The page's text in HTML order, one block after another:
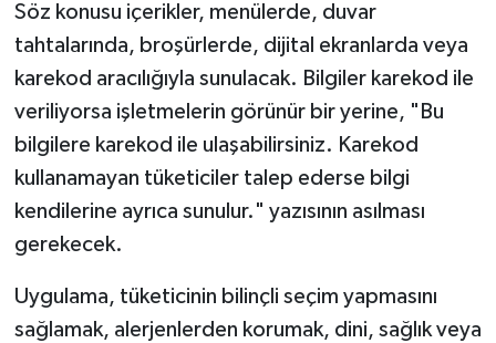
Söz konusu içerikler, menülerde, duvar
tahtalarında, broşürlerde, dijital ekranlarda veya
karekod aracılığıyla sunulacak. Bilgiler karekod ile
veriliyorsa işletmelerin görünür bir yerine, "Bu
bilgilere karekod ile ulaşabilirsiniz. Karekod
kullanamayan tüketiciler talep ederse bilgi
kendilerine ayrıca sunulur." yazısının asılması
gerekecek.
Uygulama, tüketicinin bilinçli seçim yapmasını
sağlamak, alerjenlerden korumak, dini, sağlık veya